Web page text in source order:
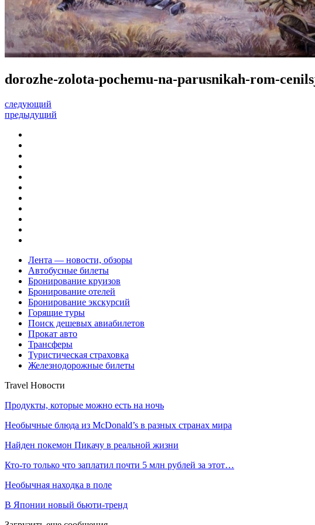
dorozhe-zolota-pochemu-na-parusnikah-rom-
следующий
предыдущий
Лента — новости, обзоры
Автобусные билеты
Бронирование круизов
Бронирование отелей
Бронирование экскурсий
Горящие туры
Поиск дешевых авиабилетов
Прокат авто
Трансферы
Туристическая страховка
Железнодорожные билеты
Travel Новости
Продукты, которые можно есть на ночь
Необычные блюда из McDonald’s в разных странах мира
Найден покемон Пикачу в реальной жизни
Кто-то только что заплатил почти 5 млн рублей за этот…
Необычная находка в поле
В Японии новый бьюти-тренд